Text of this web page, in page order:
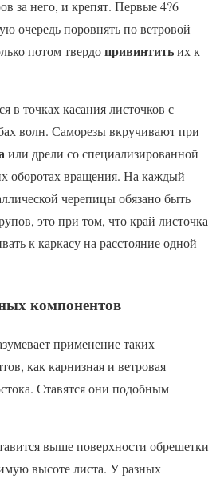
за него, и крепят. Первые 4?6
очередь поровнять по ветровой
потом твердопривинтитьих к
в точках касания листочков с
волн. Саморезы вкручивают при
или дрели со специализированной
оборотах вращения. На каждый
черепицы обязано быть
это при том, что край листочка
к каркасу на расстояние одной
компонентов
применение таких
как карнизная и ветровая
Ставятся они подобным
выше поверхности обрешетки
высоте листа. У разных